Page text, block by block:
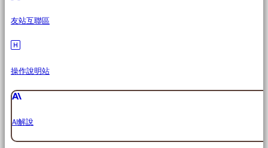
友站互聯區
操作說明站
AI解說